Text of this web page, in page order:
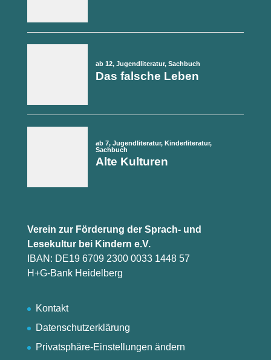
Verein zur Förderung der Sprach- und
Lesekultur bei Kindern e.V.
IBAN: DE19 6709 2300 0033 1448 57
H+G-Bank Heidelberg
Kontakt
Datenschutzerklärung
Privatsphäre-Einstellungen ändern